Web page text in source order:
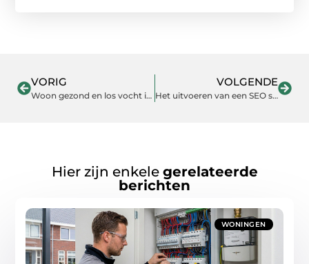
VORIG
Woon gezond en los vocht in huis permanent op met Schrijver Systeem
VOLGENDE
Het uitvoeren van een SEO strategie | Ralf van Veen
Hier zijn enkele gerelateerde
berichten
WONINGEN